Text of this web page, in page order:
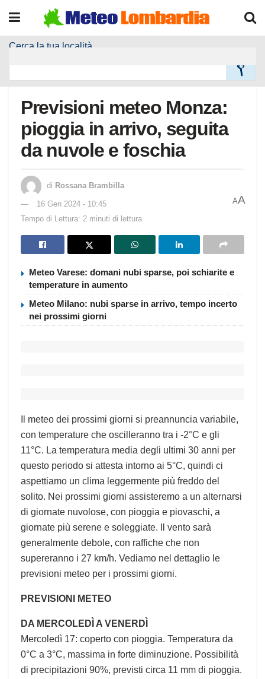
Cerca la tua località
Previsioni meteo Monza:
pioggia in arrivo, seguita
da nuvole e foschia
di Rossana Brambilla
16 Gen 2024 - 10:45
Tempo di Lettura: 2 minuti di lettura
AA
Meteo Varese: domani nubi sparse, poi schiarite e
temperature in aumento
Meteo Milano: nubi sparse in arrivo, tempo incerto
nei prossimi giorni
Il meteo dei prossimi giorni si preannuncia variabile,
con temperature che oscilleranno tra i -2°C e gli
11°C. La temperatura media degli ultimi 30 anni per
questo periodo si attesta intorno ai 5°C, quindi ci
aspettiamo un clima leggermente più freddo del
solito. Nei prossimi giorni assisteremo a un alternarsi
di giornate nuvolose, con pioggia e piovaschi, a
giornate più serene e soleggiate. Il vento sarà
generalmente debole, con raffiche che non
supereranno i 27 km/h. Vediamo nel dettaglio le
previsioni meteo per i prossimi giorni.
PREVISIONI METEO
DA MERCOLEDÌ A VENERDÌ
Mercoledì 17: coperto con pioggia. Temperatura da
0°C a 3°C, massima in forte diminuzione. Possibilità
di precipitazioni 90%, previsti circa 11 mm di pioggia.